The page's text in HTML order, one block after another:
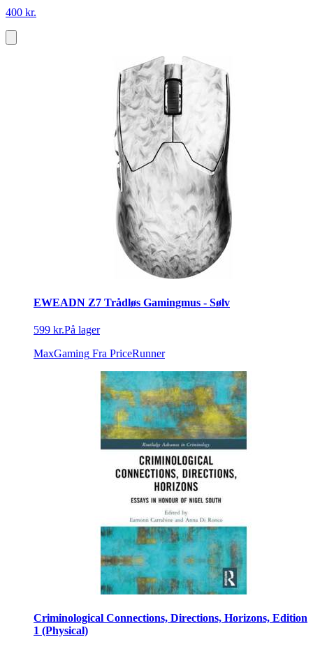
400 kr.
EWEADN Z7 Trådløs Gamingmus - Sølv
599 kr.På lager
MaxGaming Fra PriceRunner
Criminological Connections, Directions, Horizons, Edition
1 (Physical)